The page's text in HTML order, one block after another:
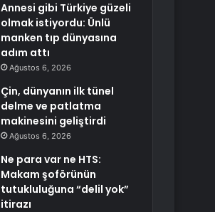
Annesi gibi Türkiye güzeli
olmak istiyordu: Ünlü
manken tıp dünyasına
adım attı
Ağustos 6, 2026
Çin, dünyanın ilk tünel
delme ve patlatma
makinesini geliştirdi
Ağustos 6, 2026
Ne para var ne HTS:
Makam şoförünün
tutukluluğuna “delil yok”
itirazı